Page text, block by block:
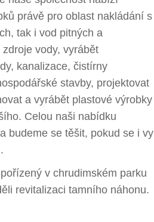
právě pro oblast nakládání s
tak i vod pitných a
vody, vyrábět
kanalizace, čistírny
stavby, projektovat
a vyrábět plastové výrobky
Celou naši nabídku
budeme se těšit, pokud se i vy
v chrudimském parku
revitalizaci tamního náhonu.